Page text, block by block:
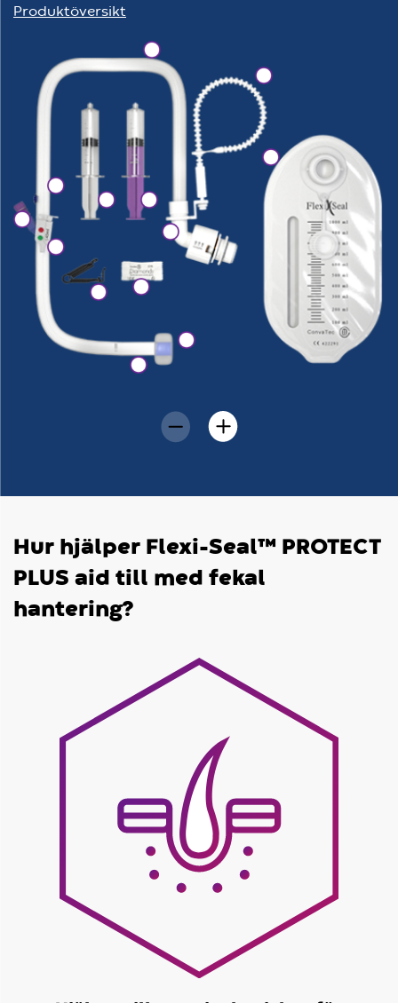
Produktöversikt
Hur hjälper Flexi-Seal™ PROTECT
PLUS aid till med fekal
hantering?